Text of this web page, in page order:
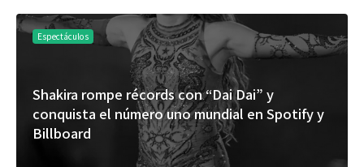
Espectáculos
Shakira rompe récords con “Dai Dai” y
conquista el número uno mundial en Spotify y
Billboard